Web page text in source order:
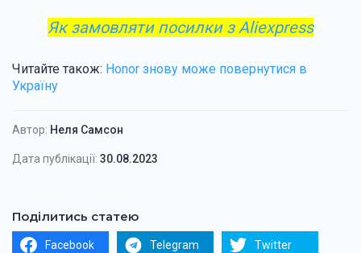
Як замовляти посилки з Aliexpress
Читайте також: Honor знову може повернутися в
Україну
Автор: Неля Самсон
Дата публікації: 30.08.2023
Поділитись статею
Facebook Telegram Twitter